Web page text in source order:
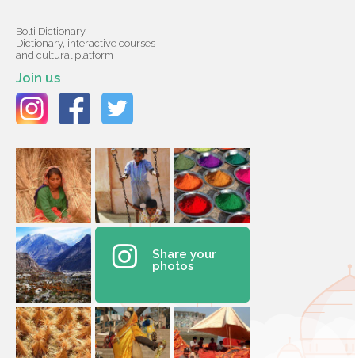
Bolti Dictionary,
Dictionary, interactive courses
and cultural platform
Join us
Share your
photos